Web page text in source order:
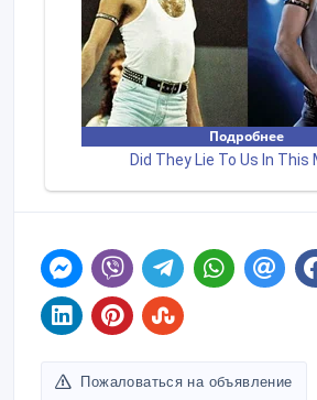
Пожаловаться на объявление